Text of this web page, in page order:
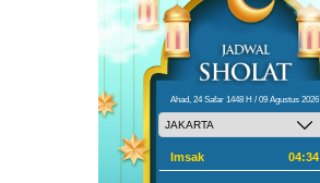
Ahad, 24 Safar 1448 H / 09 Agustus 2026
Imsak 04:34